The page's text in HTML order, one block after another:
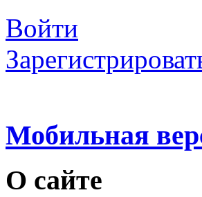
Войти
Мобильная
О сайте